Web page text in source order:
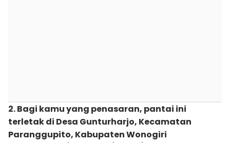
2. Bagi kamu yang penasaran, pantai ini
terletak di Desa Gunturharjo, Kecamatan
Paranggupito, Kabupaten Wonogiri